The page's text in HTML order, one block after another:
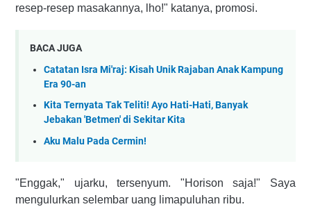
resep-resep masakannya, lho!" katanya, promosi.
BACA JUGA
Catatan Isra Mi'raj: Kisah Unik Rajaban Anak Kampung
Era 90-an
Kita Ternyata Tak Teliti! Ayo Hati-Hati, Banyak
Jebakan 'Betmen' di Sekitar Kita
Aku Malu Pada Cermin!
"Enggak," ujarku, tersenyum. "Horison saja!" Saya
mengulurkan selembar uang limapuluhan ribu.